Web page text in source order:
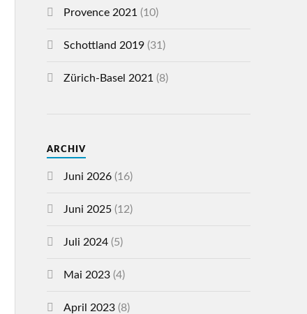
Provence 2021 (10)
Schottland 2019(31)
Zürich-Basel 2021 (8)
ARCHIV
Juni 2026(16)
Juni 2025(12)
Juli 2024(5)
Mai 2023(4)
April 2023(8)